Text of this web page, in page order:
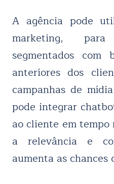
A agência pode
marketing,
segmentados com
anteriores dos
campanhas de
pode integrar
ao cliente em
a relevância e
aumenta as chances